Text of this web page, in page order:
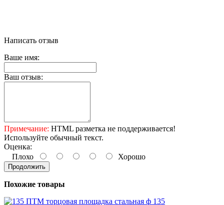
Написать отзыв
Ваше имя:
Ваш отзыв:
Примечание: HTML разметка не поддерживается!
Используйте обычный текст.
Оценка:
Плохо
Хорошо
Продолжить
Похожие товары